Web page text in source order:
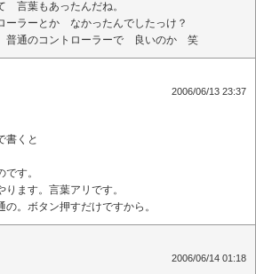
言葉もあったんだね。
ラーとか なかったんでしたっけ？
通のコントローラーで 良いのか 笑
2006/06/13 23:37
書くと
す。
ます。言葉アリです。
。ボタン押すだけですから。
2006/06/14 01:18